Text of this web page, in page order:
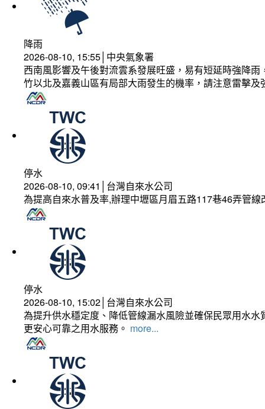
降雨
2026-08-10, 15:55│中央氣象署
西南風影響及午後對流雲系發展旺盛，易有短延時強降
竹以北及嘉義山區有局部大雨發生的機率，請注意雷擊
停水
2026-08-10, 09:41│台灣自來水公司
為提高自來水普及率,辦理中壢區月眉五路117巷46弄管
停水
2026-08-10, 15:02│台灣自來水公司
為提升供水穩定度、降低管線漏水風險並確保民眾用水
更安心可靠之用水服務。 more...